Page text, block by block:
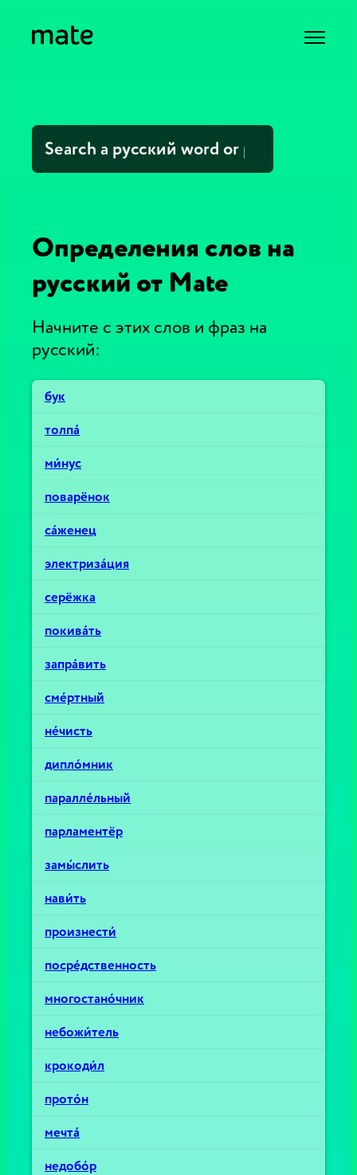
Определения слов на
русский от Mate
Начните с этих слов и фраз на
русский:
бук
толпа́
ми́нус
поварёнок
са́женец
электриза́ция
серёжка
покива́ть
запра́вить
сме́ртный
не́чисть
дипло́мник
паралле́льный
парламентёр
замы́слить
нави́ть
произнести́
посре́дственность
многостано́чник
небожи́тель
крокоди́л
прото́н
мечта́
недобо́р